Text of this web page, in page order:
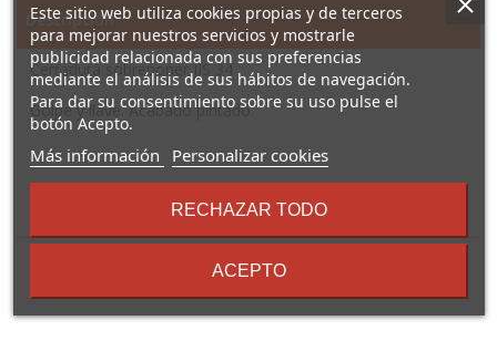
Descripción
Cerradura sobreponer JIS 34
Golpe y llave. Acabado pintado.
16 Otros Productos En La
Misma Categoría:
Este sitio web utiliza cookies propias y de terceros
para mejorar nuestros servicios y mostrarle
publicidad relacionada con sus preferencias
mediante el análisis de sus hábitos de navegación.
Para dar su consentimiento sobre su uso pulse el
botón Acepto.
Más información
sobre
términos
condiciones
Personalizar cookies
RECHAZAR TODO
ACEPTO